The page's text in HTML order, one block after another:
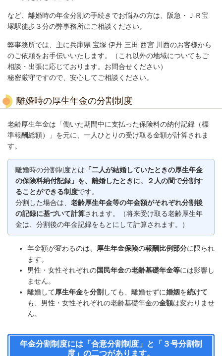
など、離婚時の年金分割の手続きでお悩みの方は、阪急・ＪＲ宝
塚駅徒歩３分の弊事務所にご相談ください。
弊事務所では、主に兵庫県 宝塚 伊丹 三田 西宮 川西のお客様から
のご依頼をお手伝いいたします。
（これ以外の地域についてもご
相談・出張に応じております。お問合せください）
秘密厳守ですので、安心してご相談ください。
離婚時の厚生年金の分割制度
老齢厚生年金は「働いた期間中に支払った保険料の納付記録（標
準報酬総額）」を元に、一人ひとりの受け取る金額が計算されま
す。
離婚時の分割制度とは 「二人が結婚していたときの厚生年金
の保険料納付記録」を、離婚したときに、２人の間で分割す
ることができる制度です。
分割した場合は、 老齢厚生年金等の年金額がそれぞれ分割後
の記録に基づいて計算されます。（将来受け取る老齢厚生年
金は、分割後の年金記録をもとにして計算されます。）
年金額が変わるのは、 厚生年金保険の報酬比例部分に限られ
ます。
男性・女性それぞれの国民年金の老齢基礎年金等には影響し
ません。
離婚して厚生年金を分割 しても、離婚せずに婚姻を続けて
も、男性・女性それぞれの老齢基礎年金の金額は変わりませ
ん。
年金分割制度には「合意分割制度」と「３号分割制
度」の二つがあります。